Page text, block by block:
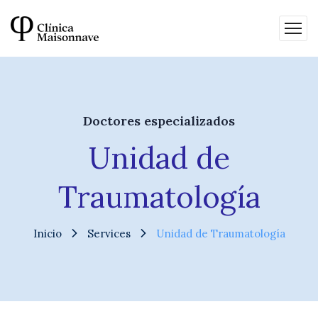
Doctores especializados
Unidad de
Traumatología
Inicio Services Unidad de Traumatología